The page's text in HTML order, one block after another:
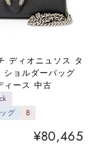
ディオニュソス タ
ショルダーバッグ
ィース 中古
グ
B
¥80,465